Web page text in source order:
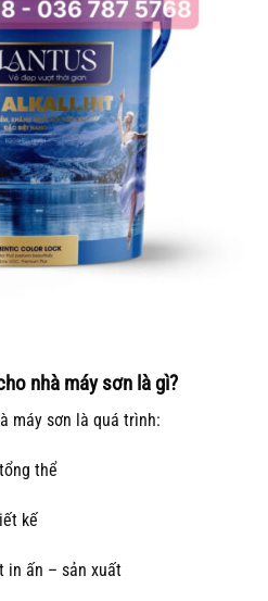
nhà máy sơn là gì?
máy sơn là quá trình:
thể
kế
in ấn – sản xuất